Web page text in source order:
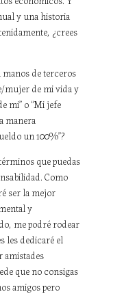
y una historia
¿crees
manos de terceros
mujer de mi vida y
mi” o “Mi jefe
manera
un 100%”?
que puedas
Como
ser la mejor
y
me podré rodear
les dedicaré el
amistades
que no consigas
amigos pero